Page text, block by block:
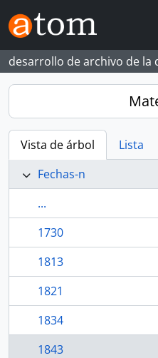
Skip to main content
desarrollo de archivo de la
Vista de árbol Lista
Fechas-n
...
1730
1813
1821
1834
1843